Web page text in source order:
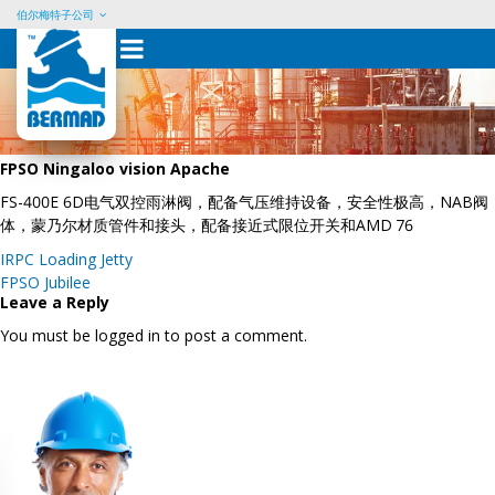
Skip
content
伯尔梅特子公司
FPSO Ningaloo vision Apache
FS-400E 6D电气双控雨淋阀，配备气压维持设备，安全性极高，NAB阀
体，蒙乃尔材质管件和接头，配备接近式限位开关和AMD 76
Post
navigation
IRPC Loading Jetty
FPSO Jubilee
Leave a Reply
You must be logged in to post a comment.